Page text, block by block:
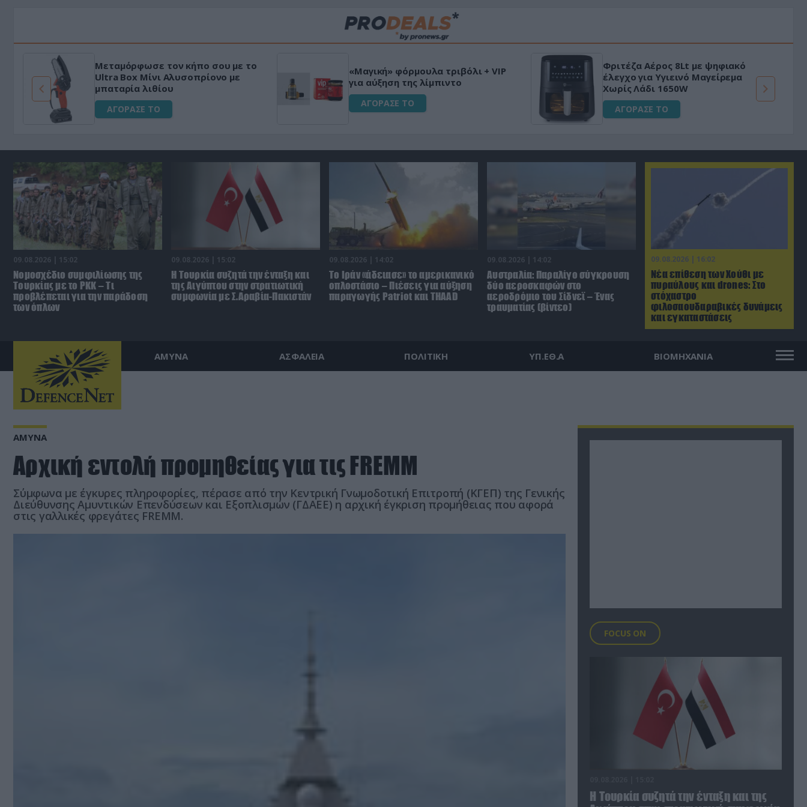
Μεταμόρφωσε τον κήπο σου με το
Ultra Box Μίνι Αλυσοπρίονο με
μπαταρία λιθίου
ΑΓΟΡΑΣΕ ΤΟ
«Μαγική» φόρμουλα τριβόλι + VIP
για αύξηση της λίμπιντο
ΑΓΟΡΑΣΕ ΤΟ
Φριτέζα Αέρος 8Lt με ψηφιακό
έλεγχο για Υγιεινό Μαγείρεμα
Χωρίς Λάδι 1650W
ΑΓΟΡΑΣΕ ΤΟ
09.08.2026 | 16:02
Νέα επίθεση των Χούθι με
πυραύλους και drones: Στο
στόχαστρο
φιλοσαουδαραβικές δυνάμεις
και εγκαταστάσεις
09.08.2026 | 15:02
Νομοσχέδιο συμφιλίωσης της
Τουρκίας με το ΡΚΚ – Τι
προβλέπεται για την παράδοση
των όπλων
09.08.2026 | 15:02
Η Τουρκία συζητά την ένταξη και
της Αιγύπτου στην στρατιωτική
συμφωνία με Σ.Αραβία-Πακιστάν
09.08.2026 | 14:02
Το Ιράν «άδειασε» το αμερικανικό
οπλοστάσιο – Πιέσεις για αύξηση
παραγωγής Patriot και THAAD
09.08.2026 | 14:02
Αυστραλία: Παραλίγο σύγκρουση
δύο αεροσκαφών στο
αεροδρόμιο του Σίδνεϊ – Ένας
τραυματίας (βίντεο)
ΑΜΥΝΑ ΑΣΦΑΛΕΙΑ ΠΟΛΙΤΙΚΗ ΥΠ.ΕΘ.Α ΒΙΟΜΗΧΑΝΙΑ
ΑΜΥΝΑ
Αρχική εντολή προμηθείας για τις FREMM
Σύμφωνα με έγκυρες πληροφορίες, πέρασε από την Κεντρική Γνωμοδοτική Επιτροπή (ΚΓΕΠ) της Γενικής
Διεύθυνσης Αμυντικών Επενδύσεων και Εξοπλισμών (ΓΔΑΕΕ) η αρχική έγκριση προμήθειας που αφορά
στις γαλλικές φρεγάτες FREMM.
FOCUS ON
Η Τουρκία συζητά την ένταξη και της